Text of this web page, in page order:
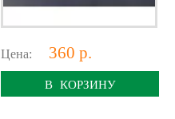
Цена: 360 р.
В КОРЗИНУ